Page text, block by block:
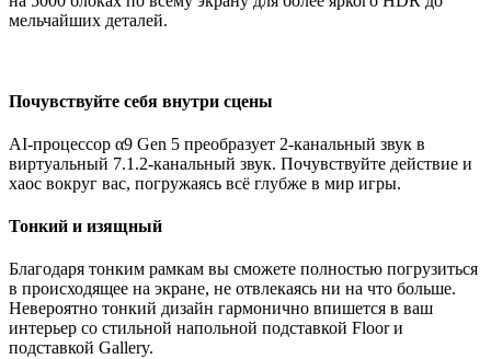
мельчайших деталей.
Почувствуйте себя внутри сцены
AI-процессор α9 Gen 5 преобразует 2-канальный звук в
виртуальный 7.1.2-канальный звук. Почувствуйте действие и
хаос вокруг вас, погружаясь всё глубже в мир игры.
Тонкий и изящный
Благодаря тонким рамкам вы сможете полностью погрузиться
в происходящее на экране, не отвлекаясь ни на что больше.
Невероятно тонкий дизайн гармонично впишется в ваш
интерьер со стильной напольной подставкой Floor и
подставкой Gallery.